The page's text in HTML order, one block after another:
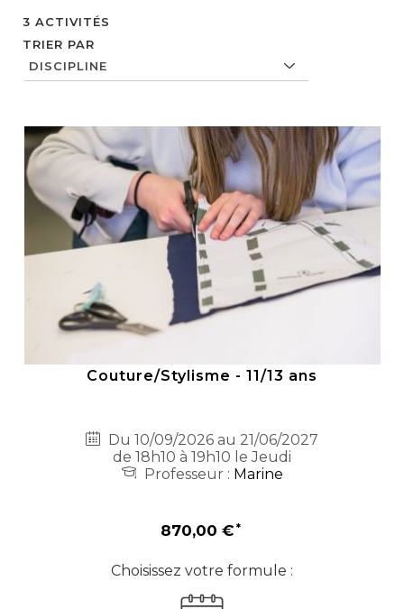
3 ACTIVITÉS
TRIER PAR
Couture/Stylisme - 11/13 ans
Du 10/09/2026 au 21/06/2027
de 18h10 à 19h10 le Jeudi
Professeur : Marine
870,00 €
Choisissez votre formule :